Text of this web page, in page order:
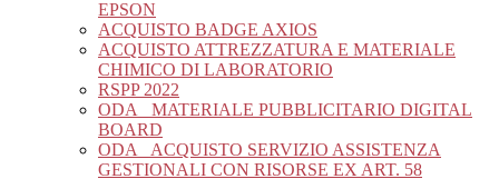
EPSON
ACQUISTO BADGE AXIOS
ACQUISTO ATTREZZATURA E MATERIALE
CHIMICO DI LABORATORIO
RSPP 2022
ODA_ MATERIALE PUBBLICITARIO DIGITAL
BOARD
ODA_ ACQUISTO SERVIZIO ASSISTENZA
GESTIONALI CON RISORSE EX ART. 58